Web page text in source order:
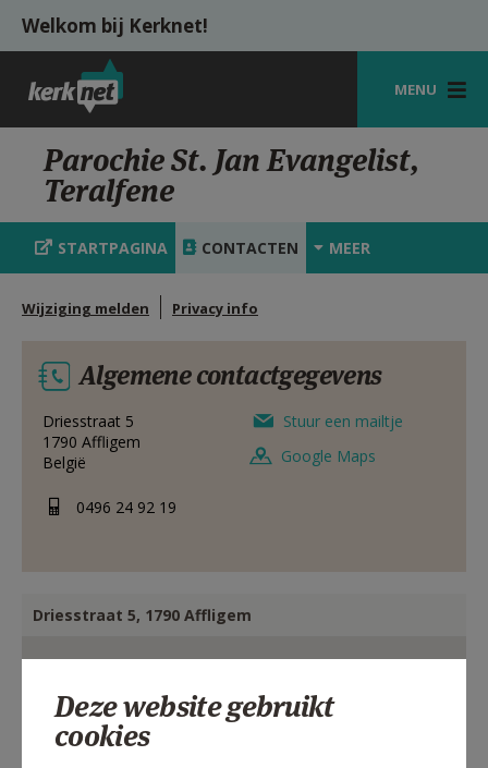
Overslaan en naar de inhoud gaan
Welkom bij Kerknet!
MENU
STARTPAGINA
KERK
VIERINGEN
HULP
MIJN PAROCHIE
AANMELDEN OF REGISTREREN
Parochie St. Jan Evangelist,
Teralfene
STARTPAGINA CONTACTEN MEER
Wijziging melden Privacy info
Algemene contactgegevens
Driesstraat 5
1790 Affligem
België
0496 24 92 19
Stuur een mailtje
Google Maps
Driesstraat 5, 1790 Affligem
Deze website gebruikt
cookies